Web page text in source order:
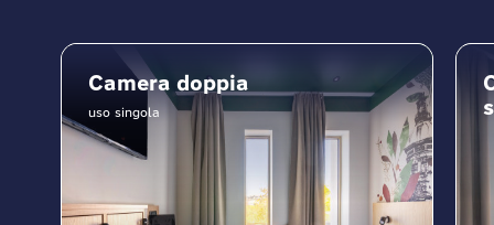
Preparati a uscire, esplorare la città e unire l'utile
al... dilettevole!
Camera doppia
uso singola